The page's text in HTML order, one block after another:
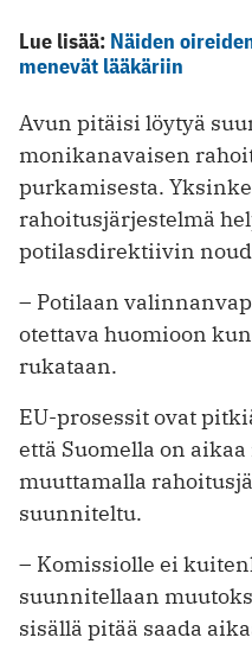
Lue lisää: Näiden
menevät lääkäriin
Avun pitäisi löytyä
monikanavaisen
purkamisesta.
rahoitusjärjestelmä
potilasdirektiivin
– Potilaan
otettava huomioon
rukataan.
EU-prosessit ovat
että Suomella on
muuttamalla
suunniteltu.
– Komissiolle ei
suunnitellaan
sisällä pitää saada